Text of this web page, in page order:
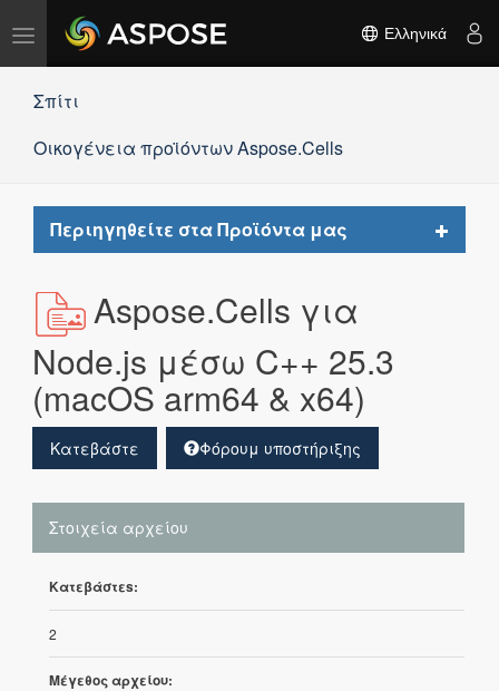
Εναλλαγή
πλοήγησης
Ελληνικά
Σπίτι
Οικογένεια προϊόντων Aspose.Cells
Περιηγηθείτε στα Προϊόντα μας
Toggle
Aspose.Cells για
Node.js μέσω C++ 25.3
(macOS arm64 & x64)
Κατεβάστε Φόρουμ υποστήριξης
Στοιχεία αρχείου
Κατεβάστεs:
2
Μέγεθος αρχείου: